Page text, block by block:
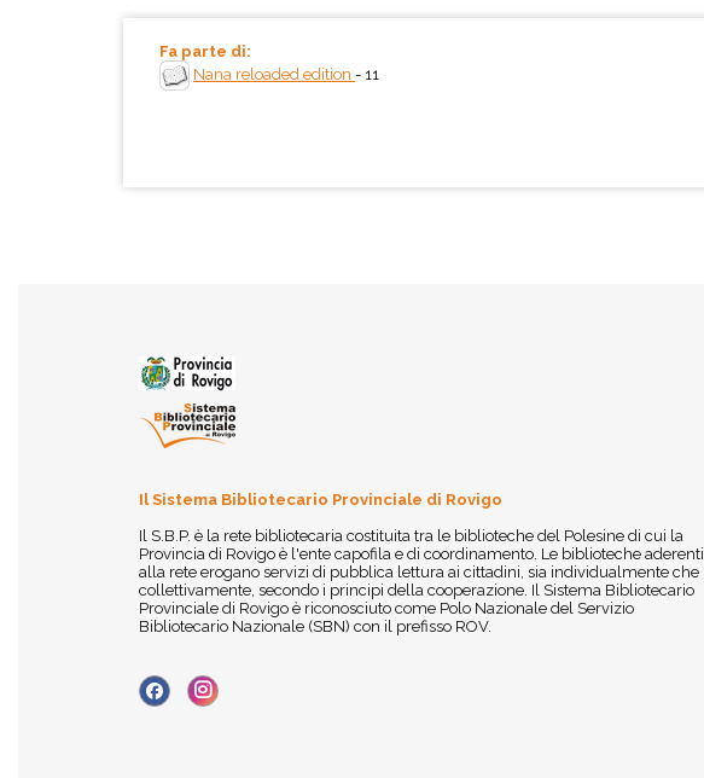
Fa parte di:
Nana reloaded edition - 11
Il Sistema Bibliotecario Provinciale di Rovigo
Il S.B.P. è la rete bibliotecaria costituita tra le biblioteche del Polesine di cui la
Provincia di Rovigo è l'ente capofila e di coordinamento. Le biblioteche aderenti
alla rete erogano servizi di pubblica lettura ai cittadini, sia individualmente che
collettivamente, secondo i principi della cooperazione. Il Sistema Bibliotecario
Provinciale di Rovigo è riconosciuto come Polo Nazionale del Servizio
Bibliotecario Nazionale (SBN) con il prefisso ROV.